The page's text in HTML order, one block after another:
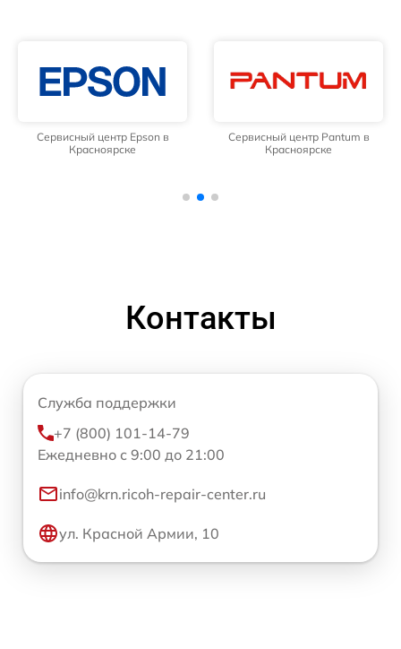
Сервисный центр Epson в
Красноярске
Сервисный центр Pantum в
Красноярске
Контакты
Служба поддержки
+7 (800) 101-14-79
Ежедневно с 9:00 до 21:00
info@krn.ricoh-repair-center.ru
ул. Красной Армии, 10